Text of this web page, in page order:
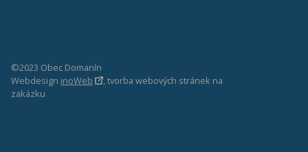
©2023 Obec Domanín
Webdesign inoWeb
, tvorba webových stránek na
zakázku